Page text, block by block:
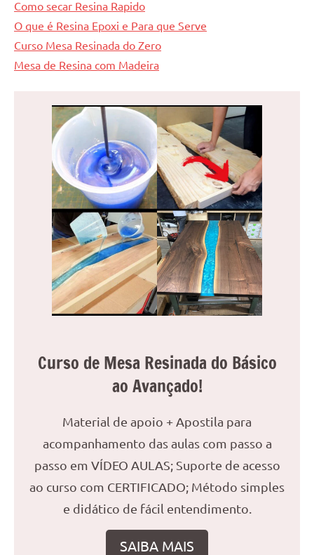
Como secar Resina Rapido
O que é Resina Epoxi e Para que Serve
Curso Mesa Resinada do Zero
Mesa de Resina com Madeira
Curso de Mesa Resinada do Básico
ao Avançado!
Material de apoio + Apostila para
acompanhamento das aulas com passo a
passo em VÍDEO AULAS; Suporte de acesso
ao curso com CERTIFICADO; Método simples
e didático de fácil entendimento.
SAIBA MAIS